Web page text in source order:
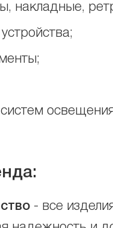
накладные,
- все